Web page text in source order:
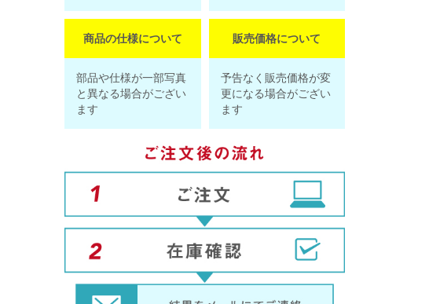
商品の仕様について
部品や仕様が一部写真
と異なる場合がござい
ます
販売価格について
予告なく販売価格が変
更になる場合がござい
ます